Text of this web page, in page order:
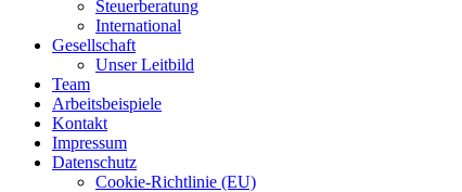
Steuerberatung
International
Gesellschaft
Unser Leitbild
Team
Arbeitsbeispiele
Kontakt
Impressum
Datenschutz
Cookie-Richtlinie (EU)